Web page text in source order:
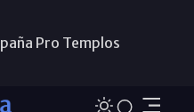
Pro Templos